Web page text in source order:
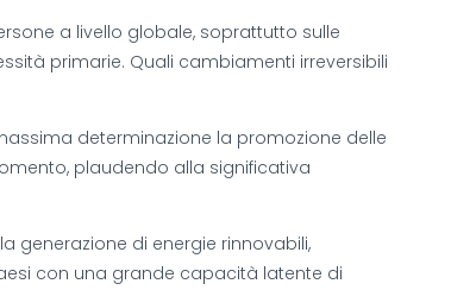
a livello globale, soprattutto sulle
primarie. Quali cambiamenti irreversibili
determinazione la promozione delle
plaudendo alla significativa
generazione di energie rinnovabili,
con una grande capacità latente di